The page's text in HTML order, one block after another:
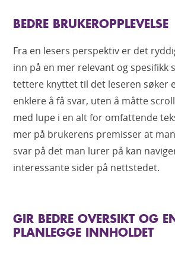
BEDRE BRUKEROPPLEVELSE
Fra en lesers perspektiv er det
inn på en mer relevant og spesifikk
tettere knyttet til det leseren søker
enklere å få svar, uten å måtte
med lupe i en alt for omfattende
mer på brukerens premisser at
svar på det man lurer på kan
interessante sider på nettstedet.
GIR BEDRE OVERSIKT OG
PLANLEGGE INNHOLDET